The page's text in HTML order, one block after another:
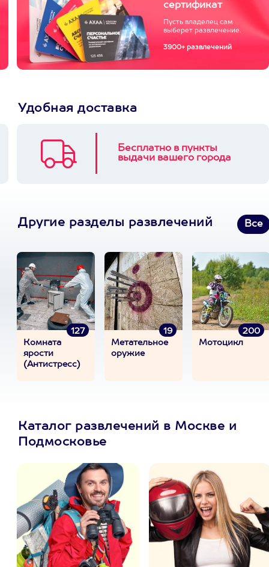
сертификат
Пусть владелец сам
выберет развлечение.
3900+ развлечений
Удобная доставка
Бесплатно в пункты
выдачи вашего города
Другие разделы развлечений Все
127
Комната
ярости
(Антистресс)
19
Метательное
оружие
200
Мотоцикл
Каталог развлечений в Москве и
Подмосковье